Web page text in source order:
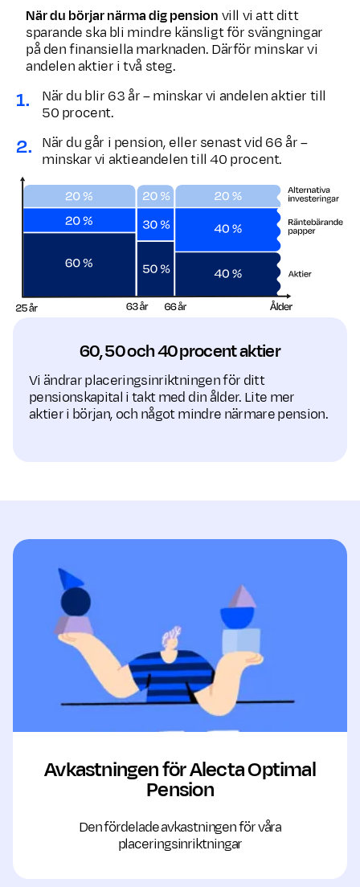
När du börjar närma dig pension vill vi att ditt
sparande ska bli mindre känsligt för svängningar
på den finansiella marknaden. Därför minskar vi
andelen aktier i två steg.
När du blir 63 år – minskar vi andelen aktier till
50 procent.
När du går i pension, eller senast vid 66 år –
minskar vi aktieandelen till 40 procent.
60, 50 och 40 procent aktier
Vi ändrar placerings­inriktningen för ditt
pensionskapital i takt med din ålder. Lite mer
aktier i början, och något mindre närmare pension.
Avkastningen för Alecta Optimal
Pension
Den fördelade avkastningen för våra
placeringsinriktningar